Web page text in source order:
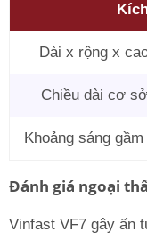
Dài x rộng x
Chiều dài cơ
Khoảng sáng
Đánh giá ngoại
Vinfast VF7 gây ấn